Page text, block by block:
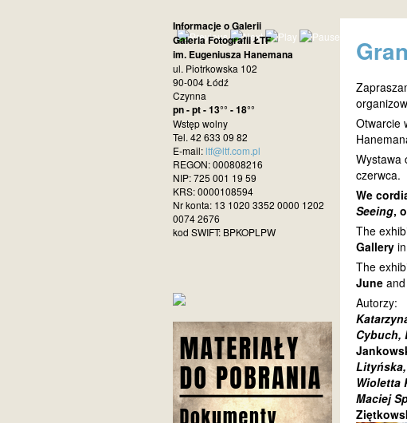
Otwarcie
Wystawa
czerwca.
We
Seeing,
The
Gallery
The
June and
Autorzy:
Cybuch,
Wioletta
Maciej
Informacje o Galerii
Galeria Fotografii ŁTF
im. Eugeniusza Hanemana
ul. Piotrkowska 102
90-004 Łódź
Czynna
pn - pt - 13°° - 18°°
Wstęp wolny
Tel. 42 633 09 82
E-mail:ltf@ltf.com.pl
REGON: 000808216
NIP: 725 001 19 59
KRS: 0000108594
Nr konta: 13 1020 3352 0000 1202
0074 2676
kod SWIFT: BPKOPLPW